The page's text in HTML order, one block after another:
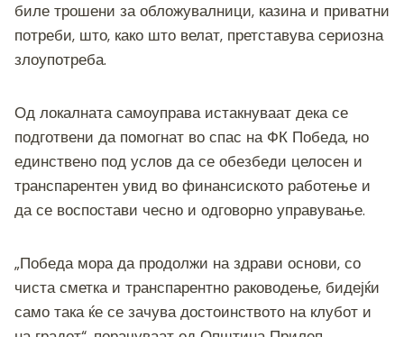
биле трошени за обложувалници, казина и приватни
потреби, што, како што велат, претставува сериозна
злоупотреба.
Од локалната самоуправа истакнуваат дека се
подготвени да помогнат во спас на ФК Победа, но
единствено под услов да се обезбеди целосен и
транспарентен увид во финансиското работење и
да се воспостави чесно и одговорно управување.
„Победа мора да продолжи на здрави основи, со
чиста сметка и транспарентно раководење, бидејќи
само така ќе се зачува достоинството на клубот и